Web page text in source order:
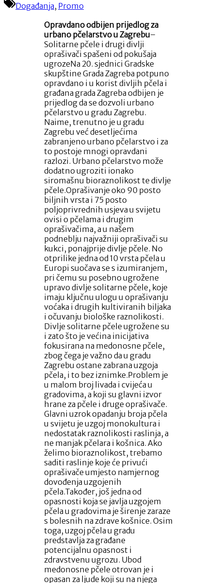
vijest:
uzgoj
pčela
u
Zagrebu
i
dalje
zabranjen
Događanja, Promo
Opravdano odbijen prijedlog za
urbano pčelarstvo u Zagrebu–
Solitarne pčele i drugi divlji
oprašivači spašeni od pokušaja
ugrozeNa 20. sjednici Gradske
skupštine Grada Zagreba potpuno
opravdano i u korist divljih pčela i
građana grada Zagreba odbijen je
prijedlog da se dozvoli urbano
pčelarstvo u gradu Zagrebu.
Naime, trenutno je u gradu
Zagrebu već desetljećima
zabranjeno urbano pčelarstvo i za
to postoje mnogi opravdani
razlozi. Urbano pčelarstvo može
dodatno ugroziti ionako
siromašnu bioraznolikost te divlje
pčele.Oprašivanje oko 90 posto
biljnih vrsta i 75 posto
poljoprivrednih usjeva u svijetu
ovisi o pčelama i drugim
oprašivačima, a u našem
podneblju najvažniji oprašivači su
kukci, ponajprije divlje pčele. No
otprilike jedna od 10 vrsta pčela u
Europi suočava se s izumiranjem,
pri čemu su posebno ugrožene
upravo divlje solitarne pčele, koje
imaju ključnu ulogu u oprašivanju
voćaka i drugih kultiviranih biljaka
i očuvanju biološke raznolikosti.
Divlje solitarne pčele ugrožene su
i zato što je većina inicijativa
fokusirana na medonosne pčele,
zbog čega je važno da u gradu
Zagrebu ostane zabrana uzgoja
pčela, i to bez iznimke.Problem je
u malom broj livada i cvijeća u
gradovima, a koji su glavni izvor
hrane za pčele i druge oprašivače.
Glavni uzrok opadanju broja pčela
u svijetu je uzgoj monokultura i
nedostatak raznolikosti raslinja, a
ne manjak pčelara i košnica. Ako
želimo bioraznolikost, trebamo
saditi raslinje koje će privući
oprašivače umjesto namjernog
dovođenja uzgojenih
pčela.Također, još jedna od
opasnosti koja se javlja uzgojem
pčela u gradovima je širenje zaraze
s bolesnih na zdrave košnice. Osim
toga, uzgoj pčela u gradu
predstavlja za građane
potencijalnu opasnost i
zdravstvenu ugrozu. Ubod
medonosne pčele otrovan je i
opasan za ljude koji su na njega